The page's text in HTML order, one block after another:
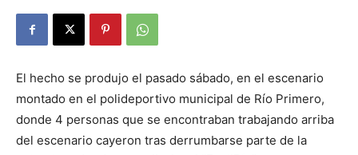
El hecho se produjo el pasado sábado, en el escenario
montado en el polideportivo municipal de Río Primero,
donde 4 personas que se encontraban trabajando arriba
del escenario cayeron tras derrumbarse parte de la